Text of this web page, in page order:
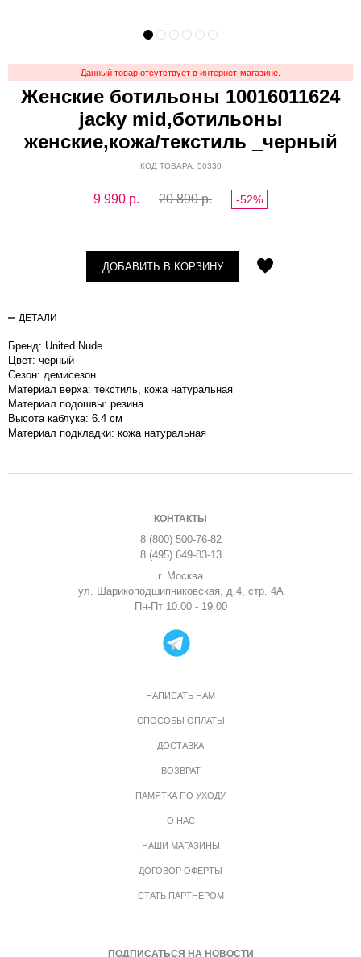
Данный товар отсутствует в интернет-магазине.
Женские ботильоны 10016011624
jacky mid,ботильоны
женские,кожа/текстиль _черный
КОД ТОВАРА: 50330
9 990 р. 20 890 р. -52%
ДОБАВИТЬ В КОРЗИНУ
ДЕТАЛИ
Бренд: United Nude
Цвет: черный
Сезон: демисезон
Материал верха: текстиль, кожа натуральная
Материал подошвы: резина
Высота каблука: 6.4 см
Материал подкладки: кожа натуральная
КОНТАКТЫ
8 (800) 500-76-82
8 (495) 649-83-13
г. Москва
ул. Шарикоподшипниковская, д.4, стр. 4А
Пн-Пт 10.00 - 19.00
НАПИСАТЬ НАМ
СПОСОБЫ ОПЛАТЫ
ДОСТАВКА
ВОЗВРАТ
ПАМЯТКА ПО УХОДУ
О НАС
НАШИ МАГАЗИНЫ
ДОГОВОР ОФЕРТЫ
СТАТЬ ПАРТНЕРОМ
ПОДПИСАТЬСЯ НА НОВОСТИ